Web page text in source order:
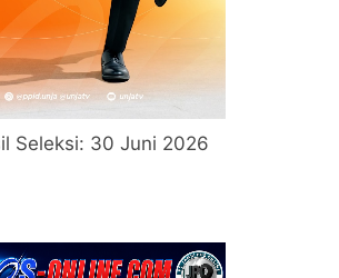
Seleksi: 30 Juni 2026